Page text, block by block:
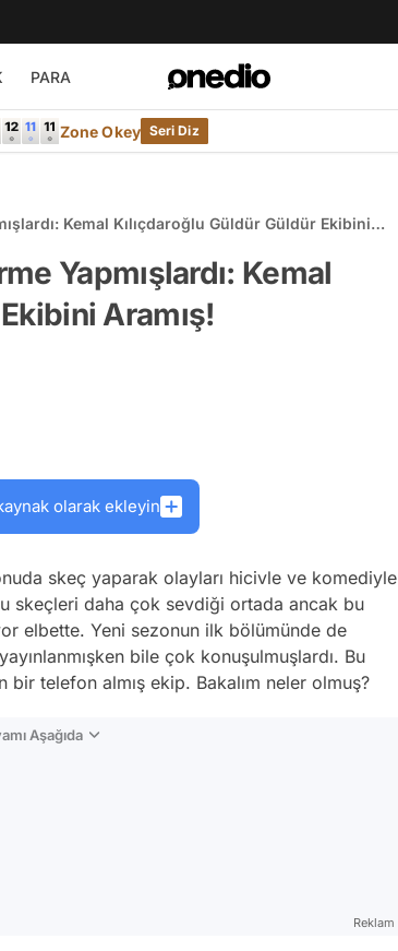
PARA
Zone Okey Seri Diz
Kemal Kılıçdaroğlu Güldür Güldür Ekibini
Yapmışlardı: Kemal
Aramış!
olarak ekleyin
skeç yaparak olayları hicivle ve komediyle
skeçleri daha çok sevdiği ortada ancak bu
elbette. Yeni sezonun ilk bölümünde de
yayınlanmışken bile çok konuşulmuşlardı. Bu
telefon almış ekip. Bakalım neler olmuş?
Aşağıda
Reklam